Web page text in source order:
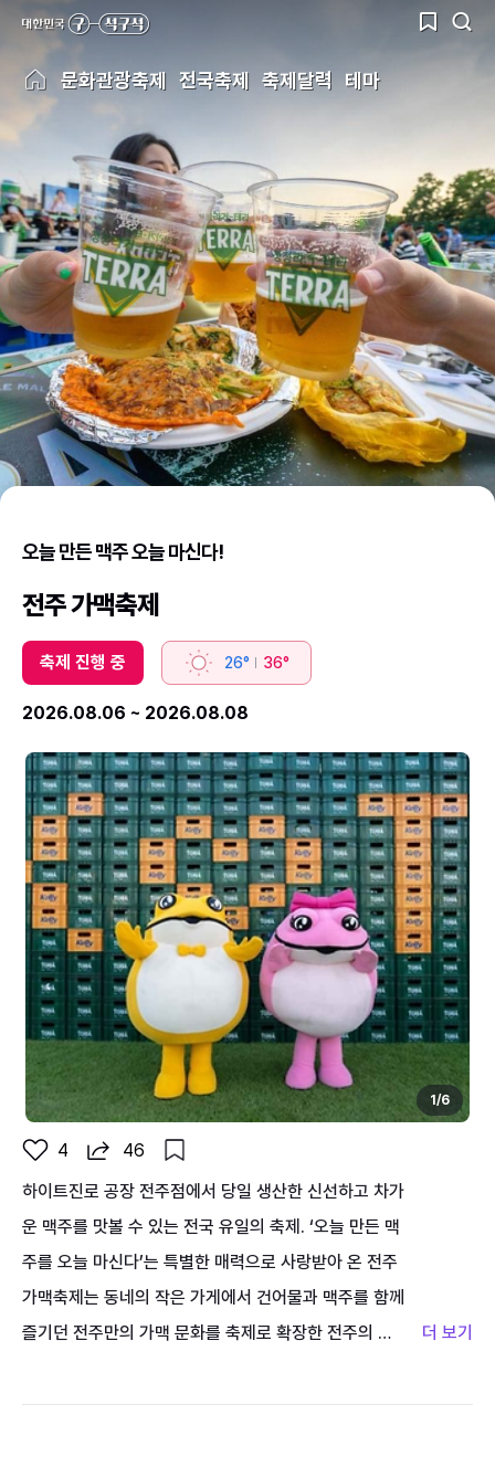
문화관광축제 전국축제 축제달력 테마
오늘 만든 맥주 오늘 마신다!
전주 가맥축제
축제 진행 중 26° 36°
2026.08.06 ~ 2026.08.08
2026
전
주
가
맥
축
제
(2).jpg
1 /6
4
46
하이트진로 공장 전주점에서 당일 생산한 신선하고 차가
운 맥주를 맛볼 수 있는 전국 유일의 축제. ‘오늘 만든 맥
주를 오늘 마신다’는 특별한 매력으로 사랑받아 온 전주
가맥축제는 동네의 작은 가게에서 건어물과 맥주를 함께
즐기던 전주만의 가맥 문화를 축제로 확장한 전주의 대
다채로운 안주와 당일에 생산한 시원한 맥주, 여름밤의